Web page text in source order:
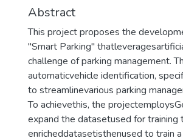
Abstract
This project proposes the
"Smart Parking"
challenge of parking management.
automaticvehicle identification,
to streamlinevarious parking
To achievethis, the
expand the datasetused for training
enricheddatasetisthenused to train